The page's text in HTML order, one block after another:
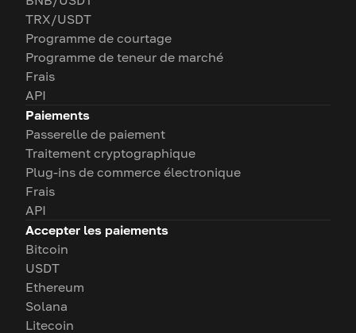
TRX/USDT
Programme de courtage
Programme de teneur de marché
Frais
API
Paiements
Passerelle de paiement
Traitement cryptographique
Plug-ins de commerce électronique
Frais
API
Accepter les paiements
Bitcoin
USDT
Ethereum
Solana
Litecoin